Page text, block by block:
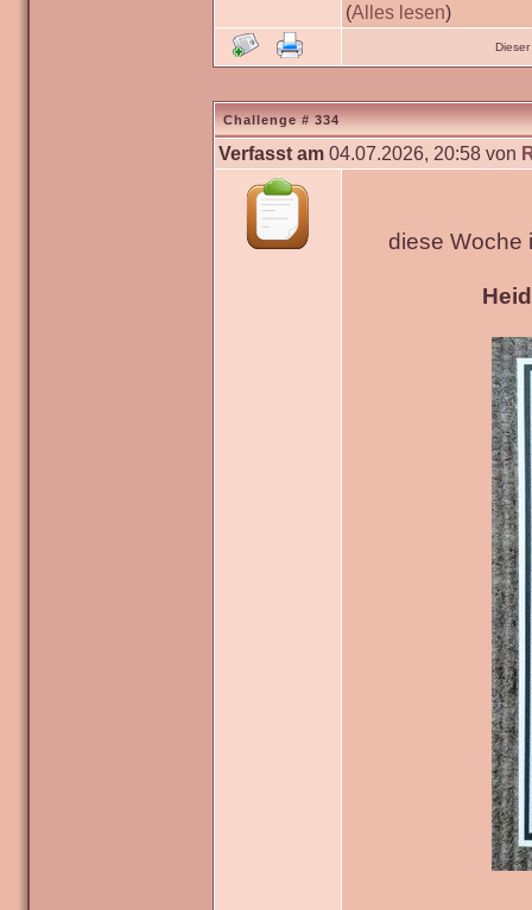
(Alles lesen)
Challenge # 334
Verfasst am 04.07.2026, 20:58 von
diese Woche